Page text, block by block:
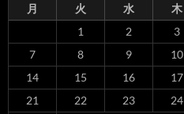
月 火 水 木
1
2 3
7
8 9 10
14
15 16 17
21
22 23 24